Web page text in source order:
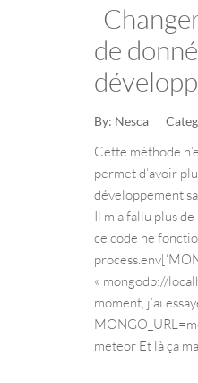
de
By: Nesca
Cette méthode
permet d’avoir
développement
Il m’a fallu plus
ce code ne
« mongodb://
moment, j’ai
meteor Et là ça